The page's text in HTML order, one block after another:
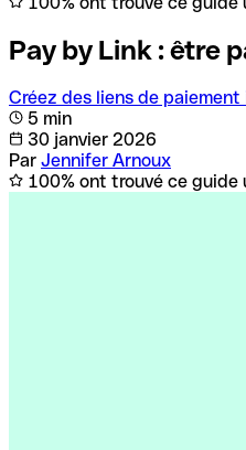
Pay by Link : être
Créez des liens de
5 min
30 janvier 2026
Par Jennifer Arnoux
100% ont trouvé ce guide